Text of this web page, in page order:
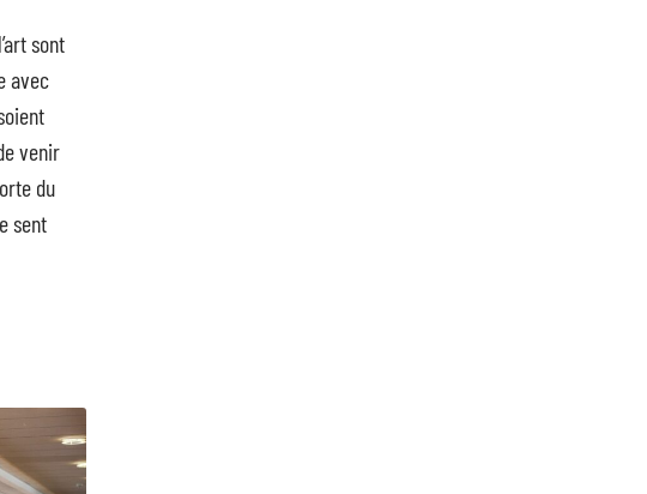
sont
avec
venir
du
sent